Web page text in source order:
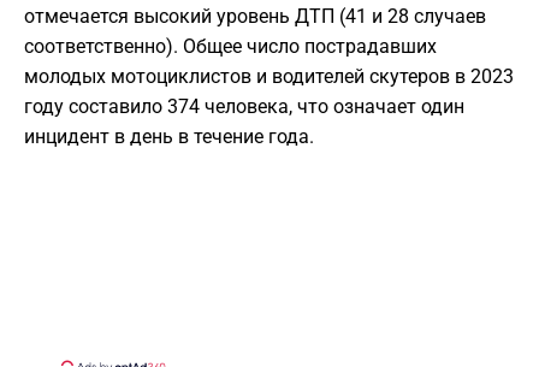
отмечается высокий уровень ДТП (41 и 28 случаев
соответственно). Общее число пострадавших
молодых мотоциклистов и водителей скутеров в 2023
году составило 374 человека, что означает один
инцидент в день в течение года.